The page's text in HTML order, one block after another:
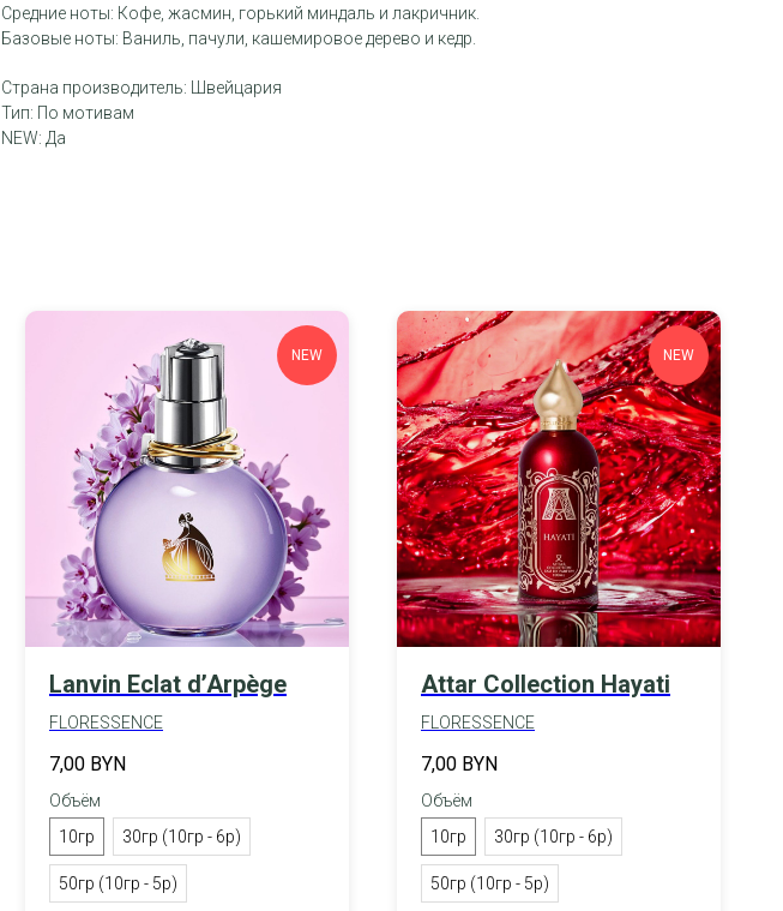
Средние ноты: Кофе, жасмин, горький миндаль и лакричник.
Базовые ноты: Ваниль, пачули, кашемировое дерево и кедр.
Страна производитель: Швейцария
Тип: По мотивам
NEW: Да
NEW
Lanvin Eclat d’Arpège
FLORESSENCE
7,00 BYN
Объём
10гр
30гр (10гр - 6р)
50гр (10гр - 5р)
NEW
Attar Collection Hayati
FLORESSENCE
7,00 BYN
Объём
10гр
30гр (10гр - 6р)
50гр (10гр - 5р)